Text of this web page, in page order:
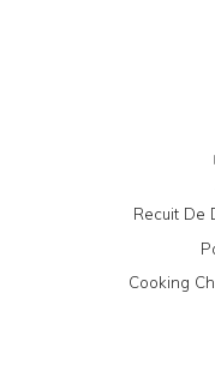
Recuit De
Cooking